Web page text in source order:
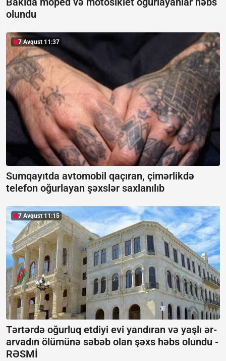
olundu
7 Avqust 11:37
Sumqayıtda avtomobil qaçıran, çimərlikdə
telefon oğurlayan şəxslər saxlanılıb
7 Avqust 11:15
Tərtərdə oğurluq etdiyi evi yandıran və yaşlı ər-
arvadın ölümünə səbəb olan şəxs həbs olundu -
RƏSMİ